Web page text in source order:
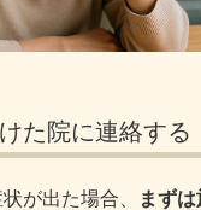
た院に連絡する
が出た場合、
まず